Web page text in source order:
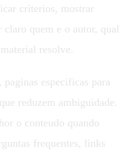
criterios, mostrar
quem e o autor, qual
resolve.
especificas para
reduzem ambiguidade.
o conteudo quando
frequentes, links